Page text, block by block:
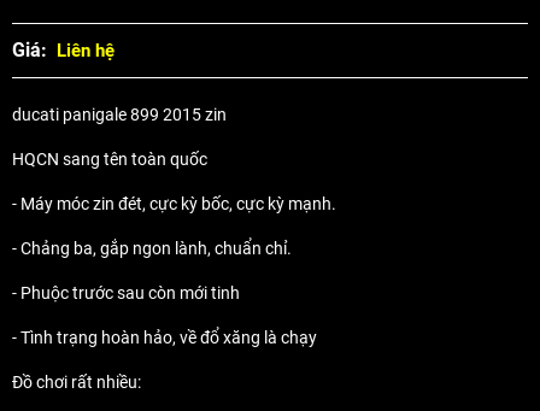
Giá: Liên hệ
ducati panigale 899 2015 zin
HQCN sang tên toàn quốc
- Máy móc zin đét, cực kỳ bốc, cực kỳ mạnh.
- Chảng ba, gắp ngon lành, chuẩn chỉ.
- Phuộc trước sau còn mới tinh
- Tình trạng hoàn hảo, về đổ xăng là chạy
Đồ chơi rất nhiều: